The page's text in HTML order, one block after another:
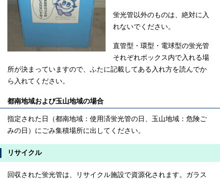
蛍光管以外のものは、絶対に入
れないでください。
直管型・環型・電球型の蛍光管
それぞれボックス内で入れる場
所が決まっていますので、ふたに記載してある入れ方を読んでか
ら入れてください。
都南地域および玉山地域の場合
指定された日（都南地域：使用済蛍光管の日、玉山地域：危険ご
みの日）にごみ集積場所に出してください。
リサイクル
回収された蛍光管は、リサイクル施設で資源化されます。ガラス